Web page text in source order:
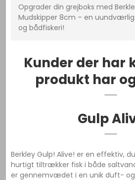
Opgrader din grejboks med
Mudskipper 8cm – en
og bådfiskeri!
Kunder der har
produkt har
Gulp
Berkley Gulp! Alive! er en effektiv,
hurtigt tiltrækker fisk i både
er gennemvædet i en unik duft-